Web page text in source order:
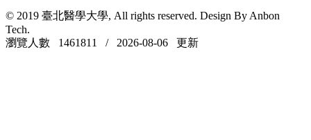
© 2019 臺北醫學大學, All rights reserved. Design By Anbon
Tech.
瀏覽人數 1461811 / 2026-08-06 更新